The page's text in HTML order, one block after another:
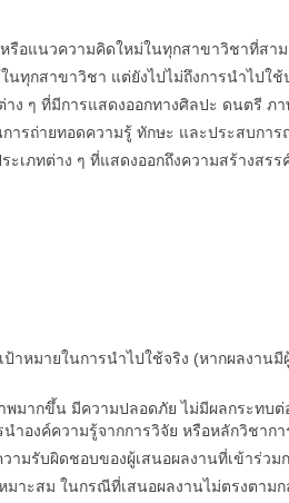
อแนวความคิดใหม่ในทุกสาขาวิชาที่สา
นทุกสาขาวิชา แต่ยังไปไม่ถึงการนำไปใ
าง ๆ ที่มีการแสดงออกทางศิลปะ ดนตรี
ารถ่ายทอดความรู้ ทักษะ และประสบก
เภทต่าง ๆ ที่แสดงออกถึงความสร้างสรร
าหมายในการนำไปใช้จริง (หากผลง
มากขึ้น มีความปลอดภัย ไม่มีผลกระทบ
องค์ความรู้จากการวิจัย หรือหลักวิชาก
ามรับผิดชอบของผู้เสนอผลงานที่เข้าร่วม
าะสม ในกรณีที่เสนอผลงานไม่ตรงตามก